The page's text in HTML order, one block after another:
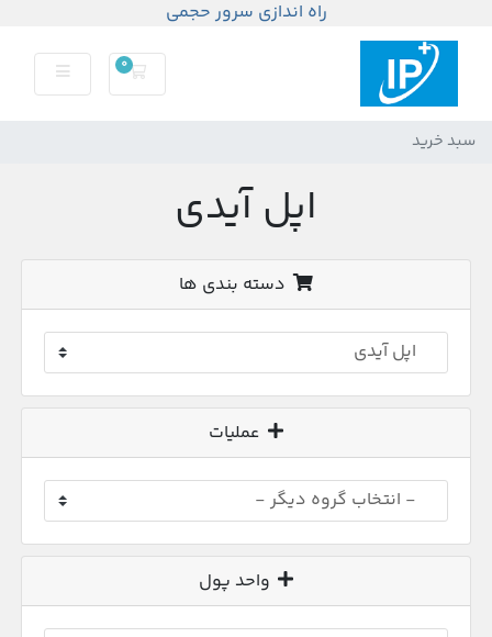
راه اندازی سرور حجمی
0
سبد خرید
سبد خرید
اپل آیدی
دسته بندی ها
عملیات
واحد پول